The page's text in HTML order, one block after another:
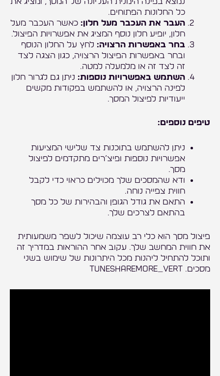
כל החלונות הפתוחים.
העבר את העכבר מעל חלון: כאשר העכבר מעל
חלון, יופיע חלון נוסף המציג את אפשרויות הפיצול.
בחר באפשרות הרצויה: לחץ על החלון הנוסף
ובחר באפשרות הפיצול הרצויה, כגון הצגה לצד
זה לצד זה או מלמעלה למטה.
השתמש באפשרויות נוספות: ניתן גם לגרור חלון
לפינה הרצויה, או להשתמש בפקודות מקשים
ייעודיות לפיצול המסך.
טיפים נוספים:
ניתן להשתמש בתוכנות צד שלישי המציעות
אפשרויות נוספות ופיצ’רים מתקדמים לפיצול
מסך.
ודא שהמסכים שלך מכוילים כראוי כדי לקבל
חווית צפייה נוחה.
התאם את גודל הגופן והבהירות של כל מסך
בהתאם לצרכים שלך.
פיצול מסך הוא כלי רב עוצמה שיכול לשפר משמעותית
את חווית המחשב שלך. עקוב אחר ההוראות במדריך זה
ותוכל להתחיל ליהנות מכל היתרונות של שימוש בשני
מסכים. tunesharemore_vert